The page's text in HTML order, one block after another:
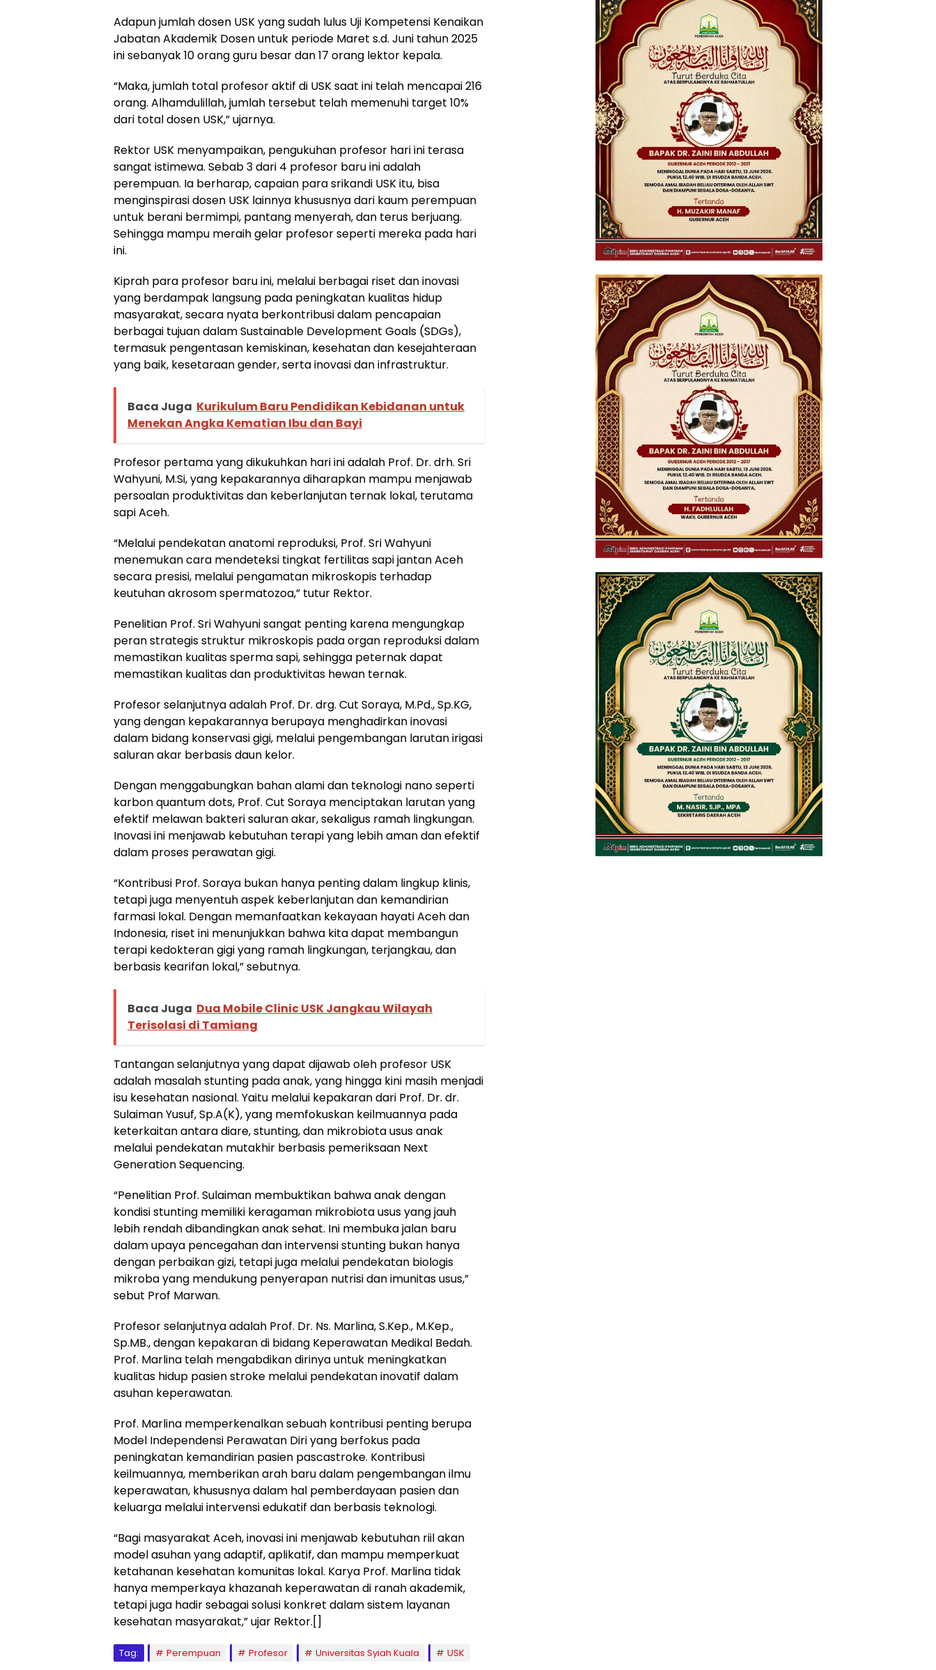
Adapun jumlah dosen USK yang sudah lulus Uji Kompetensi Kenaikan
Jabatan Akademik Dosen untuk periode Maret s.d. Juni tahun 2025
ini sebanyak 10 orang guru besar dan 17 orang lektor kepala.
“Maka, jumlah total profesor aktif di USK saat ini telah mencapai 216
orang. Alhamdulillah, jumlah tersebut telah memenuhi target 10%
dari total dosen USK,” ujarnya.
Rektor USK menyampaikan, pengukuhan profesor hari ini terasa
sangat istimewa. Sebab 3 dari 4 profesor baru ini adalah
perempuan. Ia berharap, capaian para srikandi USK itu, bisa
menginspirasi dosen USK lainnya khususnya dari kaum perempuan
untuk berani bermimpi, pantang menyerah, dan terus berjuang.
Sehingga mampu meraih gelar profesor seperti mereka pada hari
ini.
Kiprah para profesor baru ini, melalui berbagai riset dan inovasi
yang berdampak langsung pada peningkatan kualitas hidup
masyarakat, secara nyata berkontribusi dalam pencapaian
berbagai tujuan dalam Sustainable Development Goals (SDGs),
termasuk pengentasan kemiskinan, kesehatan dan kesejahteraan
yang baik, kesetaraan gender, serta inovasi dan infrastruktur.
Baca Juga Kurikulum Baru Pendidikan Kebidanan untuk
Menekan Angka Kematian Ibu dan Bayi
Profesor pertama yang dikukuhkan hari ini adalah Prof. Dr. drh. Sri
Wahyuni, M.Si, yang kepakarannya diharapkan mampu menjawab
persoalan produktivitas dan keberlanjutan ternak lokal, terutama
sapi Aceh.
“Melalui pendekatan anatomi reproduksi, Prof. Sri Wahyuni
menemukan cara mendeteksi tingkat fertilitas sapi jantan Aceh
secara presisi, melalui pengamatan mikroskopis terhadap
keutuhan akrosom spermatozoa,” tutur Rektor.
Penelitian Prof. Sri Wahyuni sangat penting karena mengungkap
peran strategis struktur mikroskopis pada organ reproduksi dalam
memastikan kualitas sperma sapi, sehingga peternak dapat
memastikan kualitas dan produktivitas hewan ternak.
Profesor selanjutnya adalah Prof. Dr. drg. Cut Soraya, M.Pd., Sp.KG,
yang dengan kepakarannya berupaya menghadirkan inovasi
dalam bidang konservasi gigi, melalui pengembangan larutan irigasi
saluran akar berbasis daun kelor.
Dengan menggabungkan bahan alami dan teknologi nano seperti
karbon quantum dots, Prof. Cut Soraya menciptakan larutan yang
efektif melawan bakteri saluran akar, sekaligus ramah lingkungan.
Inovasi ini menjawab kebutuhan terapi yang lebih aman dan efektif
dalam proses perawatan gigi.
“Kontribusi Prof. Soraya bukan hanya penting dalam lingkup klinis,
tetapi juga menyentuh aspek keberlanjutan dan kemandirian
farmasi lokal. Dengan memanfaatkan kekayaan hayati Aceh dan
Indonesia, riset ini menunjukkan bahwa kita dapat membangun
terapi kedokteran gigi yang ramah lingkungan, terjangkau, dan
berbasis kearifan lokal,” sebutnya.
Baca Juga Dua Mobile Clinic USK Jangkau Wilayah
Terisolasi di Tamiang
Tantangan selanjutnya yang dapat dijawab oleh profesor USK
adalah masalah stunting pada anak, yang hingga kini masih menjadi
isu kesehatan nasional. Yaitu melalui kepakaran dari Prof. Dr. dr.
Sulaiman Yusuf, Sp.A(K), yang memfokuskan keilmuannya pada
keterkaitan antara diare, stunting, dan mikrobiota usus anak
melalui pendekatan mutakhir berbasis pemeriksaan Next
Generation Sequencing.
“Penelitian Prof. Sulaiman membuktikan bahwa anak dengan
kondisi stunting memiliki keragaman mikrobiota usus yang jauh
lebih rendah dibandingkan anak sehat. Ini membuka jalan baru
dalam upaya pencegahan dan intervensi stunting bukan hanya
dengan perbaikan gizi, tetapi juga melalui pendekatan biologis
mikroba yang mendukung penyerapan nutrisi dan imunitas usus,”
sebut Prof Marwan.
Profesor selanjutnya adalah Prof. Dr. Ns. Marlina, S.Kep., M.Kep.,
Sp.MB., dengan kepakaran di bidang Keperawatan Medikal Bedah.
Prof. Marlina telah mengabdikan dirinya untuk meningkatkan
kualitas hidup pasien stroke melalui pendekatan inovatif dalam
asuhan keperawatan.
Prof. Marlina memperkenalkan sebuah kontribusi penting berupa
Model Independensi Perawatan Diri yang berfokus pada
peningkatan kemandirian pasien pascastroke. Kontribusi
keilmuannya, memberikan arah baru dalam pengembangan ilmu
keperawatan, khususnya dalam hal pemberdayaan pasien dan
keluarga melalui intervensi edukatif dan berbasis teknologi.
“Bagi masyarakat Aceh, inovasi ini menjawab kebutuhan riil akan
model asuhan yang adaptif, aplikatif, dan mampu memperkuat
ketahanan kesehatan komunitas lokal. Karya Prof. Marlina tidak
hanya memperkaya khazanah keperawatan di ranah akademik,
tetapi juga hadir sebagai solusi konkret dalam sistem layanan
kesehatan masyarakat,” ujar Rektor.[]
Tag: Perempuan Profesor Universitas Syiah Kuala USK